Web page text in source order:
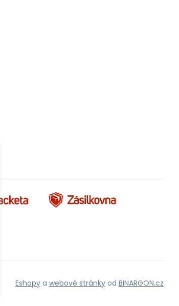
Eshopy a webové stránky od BINARGON.cz